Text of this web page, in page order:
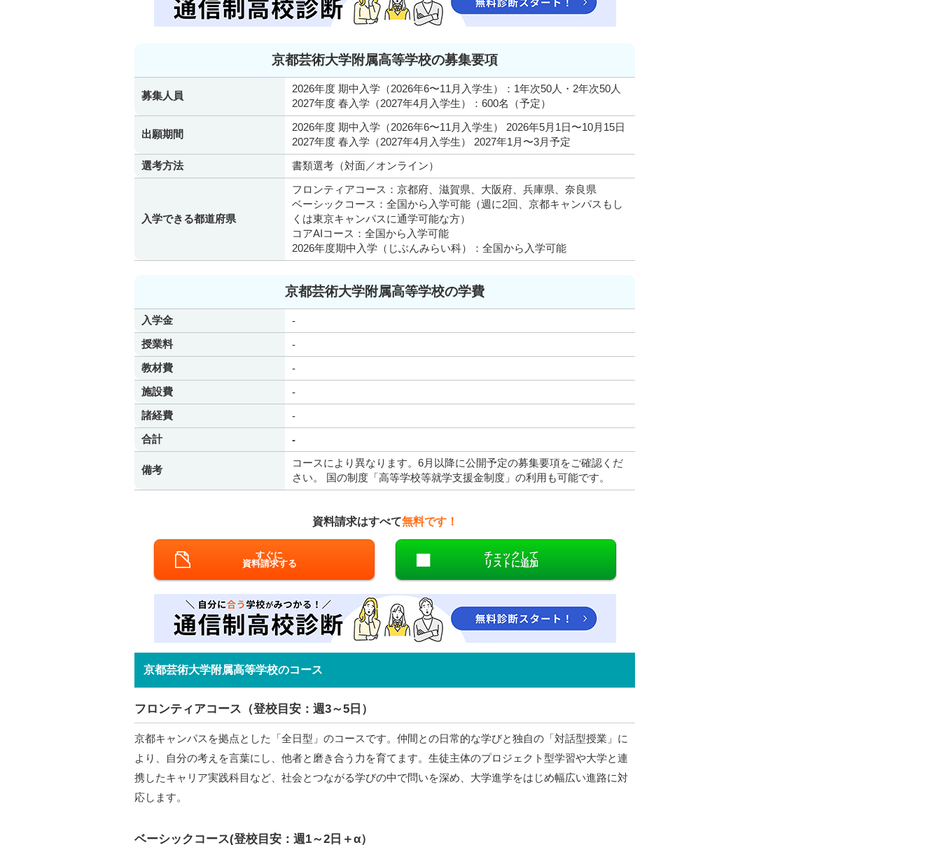
京都芸術大学附属高等学校の募集要項
募集人員
2026年度 期中入学（2026年6〜11月入学生）：1年次50人・2年次50人
2027年度 春入学（2027年4月入学生）：600名（予定）
出願期間
2026年度 期中入学（2026年6〜11月入学生） 2026年5月1日〜10月15日
2027年度 春入学（2027年4月入学生） 2027年1月〜3月予定
選考方法
書類選考（対面／オンライン）
入学できる都道府県
フロンティアコース：京都府、滋賀県、大阪府、兵庫県、奈良県
ベーシックコース：全国から入学可能（週に2回、京都キャンパスもし
くは東京キャンパスに通学可能な方）
コアAIコース：全国から入学可能
2026年度期中入学（じぶんみらい科）：全国から入学可能
京都芸術大学附属高等学校の学費
入学金
-
授業料
-
教材費
-
施設費
-
諸経費
-
合計
-
備考
コースにより異なります。6月以降に公開予定の募集要項をご確認くだ
さい。 国の制度「高等学校等就学支援金制度」の利用も可能です。
資料請求はすべて無料です！
すぐに
資料請求する
チェックして
リストに追加
京都芸術大学附属高等学校のコース
フロンティアコース（登校目安：週3～5日）
京都キャンパスを拠点とした「全日型」のコースです。仲間との日常的な学びと独自の「対話型授業」に
より、自分の考えを言葉にし、他者と磨き合う力を育てます。生徒主体のプロジェクト型学習や大学と連
携したキャリア実践科目など、社会とつながる学びの中で問いを深め、大学進学をはじめ幅広い進路に対
応します。
ベーシックコース(登校目安：週1～2日＋α）